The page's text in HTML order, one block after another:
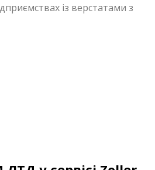
із верстатами з